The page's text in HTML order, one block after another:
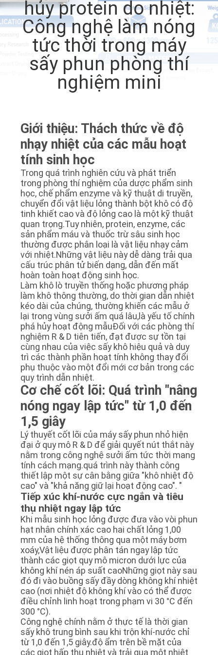
TÔI
THAM
QUAN
KIỂM
SOÁT
CHẤT
LƯỢNG
LIÊN
CHÚNG
TÔI
YÊU
CẦU
BÁO
GIÁ
TRANG
WEB
CHÍNH
SÁCH
BẢO
MẬT
hủy protein do nhiệt:
Công nghệ làm nóng
tức thời trong máy
sấy phun phòng thí
nghiệm mini
Giới thiệu: Thách thức về độ
nhạy nhiệt của các mẫu hoạt
tính sinh học
Trong quá trình nghiên cứu và phát triển
trong phòng thí nghiệm của dược phẩm sinh
học, chế phẩm enzyme và kỹ thuật di truyền,
chuyển đổi vật liệu lỏng thành bột khô có độ
tinh khiết cao và độ lỏng cao là một kỹ thuật
quan trọng.Tuy nhiên, protein, enzyme, các
sản phẩm máu và thuốc trừ sâu sinh học
thường được phân loại là vật liệu nhạy cảm
với nhiệt.Những vật liệu này dễ dàng trải qua
cấu trúc phân tử biến dạng, dẫn đến mất
hoàn toàn hoạt động sinh học.
Làm khô lò truyền thống hoặc phương pháp
làm khô thông thường, do thời gian dẫn nhiệt
kéo dài của chúng, thường khiến các mẫu ở
lại trong vùng sưởi ấm quá lâu,là yếu tố chính
phá hủy hoạt động mẫuĐối với các phòng thí
nghiệm R & D tiên tiến, đạt được sự tồn tại
cùng nhau của việc sấy khô hiệu quả và duy
trì các thành phần hoạt tính không thay đổi
phụ thuộc vào một đổi mới cơ bản trong các
quy trình dẫn nhiệt.
Cơ chế cốt lõi: Quá trình "nâng
nóng ngay lập tức" từ 1,0 đến
1,5 giây
Lý thuyết cốt lõi của máy sấy phun nhỏ hiện
đại ở quy mô R & D để giải quyết nút thắt này
nằm trong công nghệ sưởi ấm tức thời mang
tính cách mạng.quá trình này thành công
thiết lập một sự cân bằng giữa "khô nhiệt độ
cao" và "khả năng giữ lại hoạt động cao". "
Tiếp xúc khí-nước cực ngắn và tiêu
thụ nhiệt ngay lập tức
Khi mẫu sinh học lỏng được đưa vào vòi phun
hạt nhân chính xác cao hai chất lỏng 1,00
mm của hệ thống thông qua một máy bơm
xoáy,Vật liệu được phân tán ngay lập tức
thành các giọt quy mô micron dưới lực của
không khí nén áp suất caoNhững giọt này sau
đó đi vào buồng sấy đầy dòng không khí nhiệt
cao (nơi nhiệt độ không khí vào có thể được
điều chỉnh linh hoạt trong phạm vi 30 °C đến
300 °C).
Công nghệ chính nằm ở thực tế là thời gian
sấy khô trung bình sau khi trộn khí-nước chỉ
từ 1,0 đến 1,5 giây.độ ẩm trên bề mặt của
các giọt hấp thụ nhiệt và trải qua một nhiệt